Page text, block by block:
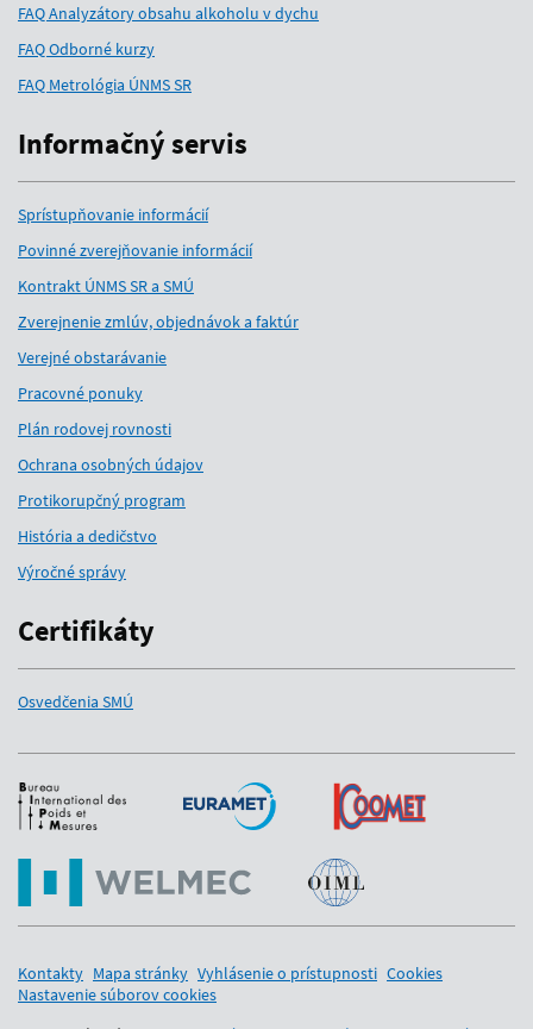
FAQ Analyzátory obsahu alkoholu v dychu
FAQ Odborné kurzy
FAQ Metrológia ÚNMS SR
Informačný servis
Sprístupňovanie informácií
Povinné zverejňovanie informácií
Kontrakt ÚNMS SR a SMÚ
Zverejnenie zmlúv, objednávok a faktúr
Verejné obstarávanie
Pracovné ponuky
Plán rodovej rovnosti
Ochrana osobných údajov
Protikorupčný program
História a dedičstvo
Výročné správy
Certifikáty
Osvedčenia SMÚ
Medzinárodní partneri
Kontakty Mapa stránky Vyhlásenie o prístupnosti Cookies
Nastavenie súborov cookies